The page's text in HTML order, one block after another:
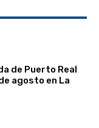
de Puerto Real
agosto en La